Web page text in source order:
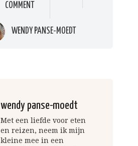
COMMENT
WENDY PANSE-MOEDT
wendy panse-moedt
Met een liefde voor eten
en reizen, neem ik mijn
kleine mee in een